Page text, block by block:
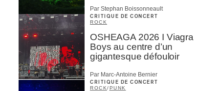
Par Stephan Boissonneault
CRITIQUE DE CONCERT
ROCK
OSHEAGA 2026 I Viagra
Boys au centre d’un
gigantesque défouloir
Par Marc-Antoine Bernier
CRITIQUE DE CONCERT
ROCK/PUNK